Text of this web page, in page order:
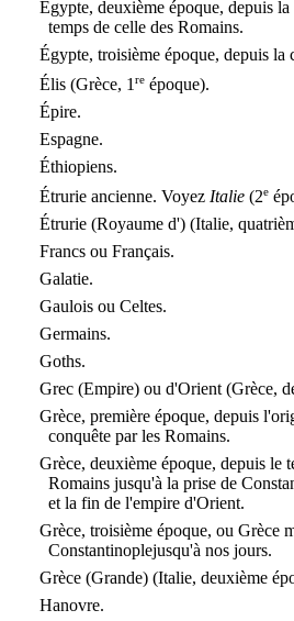
Égypte, deuxième époque, depuis
temps de celle des Romains.
Égypte, troisième époque, depuis
Élis (Grèce, 1 reépoque).
Épire.
Espagne.
Éthiopiens.
Étrurie ancienne. Voyez Italie(2e
Étrurie (Royaume d') (Italie,
Francs ou Français.
Galatie.
Gaulois ou Celtes.
Germains.
Goths.
Grec (Empire) ou d'Orient (Grèce,
Grèce, première époque, depuis
conquête par les Romains.
Grèce, deuxième époque, depuis le
Romains jusqu'à la prise de
et la fin de l'empire d'Orient.
Grèce, troisième époque, ou Grèce
Constantinoplejusqu'à nos jours.
Grèce (Grande) (Italie, deuxième
Hanovre.